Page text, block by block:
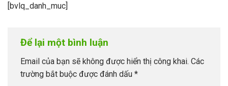
[bvlq_danh_muc]
Để lại một bình luận
Email của bạn sẽ không được hiển thị công khai. Các
trường bắt buộc được đánh dấu *